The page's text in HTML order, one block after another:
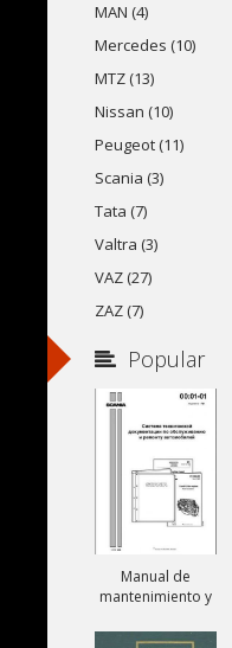
MAN (4)
Mercedes (10)
MTZ (13)
Nissan (10)
Peugeot (11)
Scania (3)
Tata (7)
Valtra (3)
VAZ (27)
ZAZ (7)
Popular
Manual de
mantenimiento y
camiones Scania